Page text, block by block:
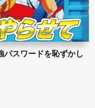
パスワードを恥ずかし